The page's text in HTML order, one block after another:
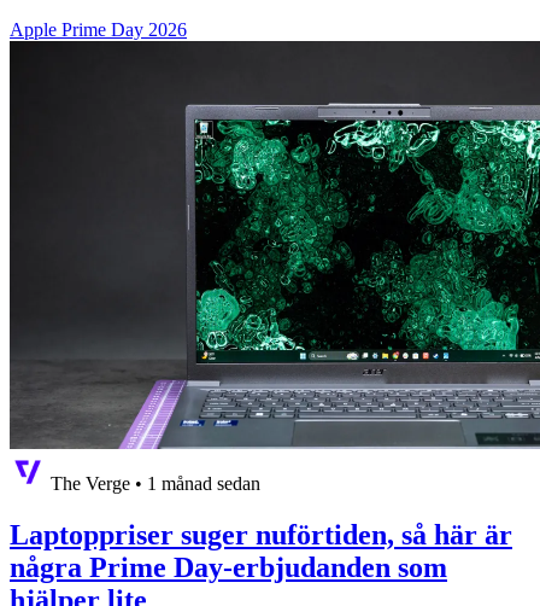
Apple Prime Day 2026
The Verge • 1 månad sedan
Laptoppriser suger nuförtiden, så här är
några Prime Day-erbjudanden som
hjälper lite